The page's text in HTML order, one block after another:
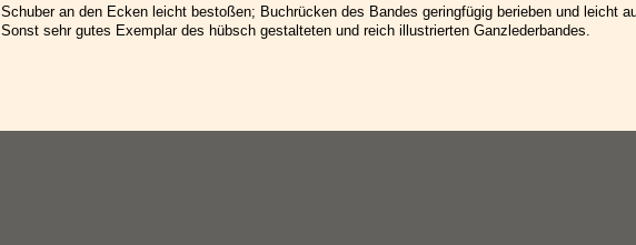
Schuber an den Ecken leicht bestoßen; Buchrücken des Bandes geringfügig berieben und leicht
Sonst sehr gutes Exemplar des hübsch gestalteten und reich illustrierten Ganzlederbandes.